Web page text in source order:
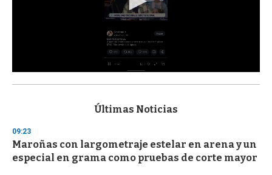
s
d
s
o
f
Últimas Noticias
09:23
Maroñas con largometraje estelar en arena y un
especial en grama como pruebas de corte mayor